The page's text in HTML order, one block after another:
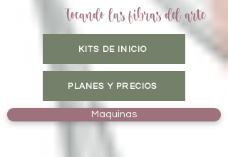
Tocando las fibras del arte
KITS DE INICIO
PLANES Y PRECIOS
Maquinas